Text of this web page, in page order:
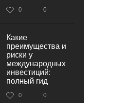
0 0
Какие
преимущества и
риски у
международных
инвестиций:
полный гид
0 0